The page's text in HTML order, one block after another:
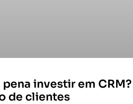
pena investir em
de clientes